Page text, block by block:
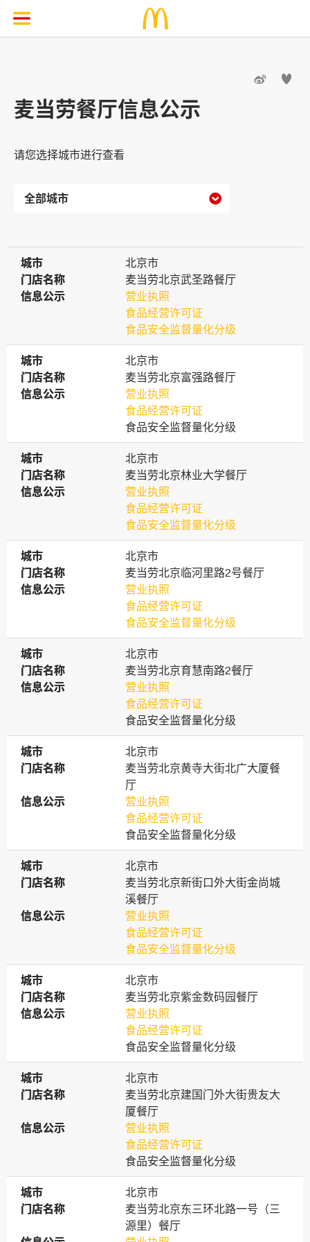
 
麦当劳餐厅信息公示
请您选择城市进行查看

城市
城市
北京市
门店名称
门店名称
麦当劳北京武圣路餐厅
信息公示
信息公示
营业执照
食品经营许可证
食品安全监督量化分级
城市
城市
北京市
门店名称
门店名称
麦当劳北京富强路餐厅
信息公示
信息公示
营业执照
食品经营许可证
食品安全监督量化分级
城市
城市
北京市
门店名称
门店名称
麦当劳北京林业大学餐厅
信息公示
信息公示
营业执照
食品经营许可证
食品安全监督量化分级
城市
城市
北京市
门店名称
门店名称
麦当劳北京临河里路2号餐厅
信息公示
信息公示
营业执照
食品经营许可证
食品安全监督量化分级
城市
城市
北京市
门店名称
门店名称
麦当劳北京育慧南路2餐厅
信息公示
信息公示
营业执照
食品经营许可证
食品安全监督量化分级
城市
城市
北京市
门店名称
门店名称
麦当劳北京黄寺大街北广大厦餐
厅
信息公示
信息公示
营业执照
食品经营许可证
食品安全监督量化分级
城市
城市
北京市
门店名称
门店名称
麦当劳北京新街口外大街金尚城
溪餐厅
信息公示
信息公示
营业执照
食品经营许可证
食品安全监督量化分级
城市
城市
北京市
门店名称
门店名称
麦当劳北京紫金数码园餐厅
信息公示
信息公示
营业执照
食品经营许可证
食品安全监督量化分级
城市
城市
北京市
门店名称
门店名称
麦当劳北京建国门外大街贵友大
厦餐厅
信息公示
信息公示
营业执照
食品经营许可证
食品安全监督量化分级
城市
城市
北京市
门店名称
门店名称
麦当劳北京东三环北路一号（三
源里）餐厅